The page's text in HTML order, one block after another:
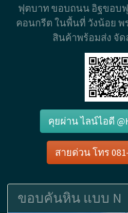
ฟุตบาท ขอบถนน อิฐขอบ
คอนกรีต ในพื้นที่ วังน้อย พ
สินค้าพร้อมส่ง จัด
คุยผ่าน ไลน์ไอดี
สายด่วน โทร
ขอบคันหิน แบบ N